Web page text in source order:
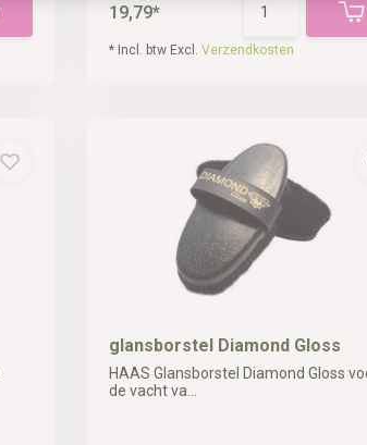
19,79*
* Incl. btw Excl. Verzendkosten
glansborstel Diamond Gloss
HAAS Glansborstel Diamond Gloss
de vacht va...